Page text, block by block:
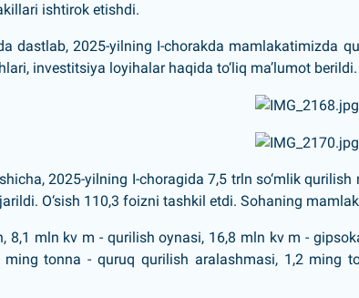
ishtirok etishdi.
dastlab, 2025-yilning I-chorakda mamlakatimizda
investitsiya loyihalar haqida to‘liq ma’lumot berildi.
2025-yilning I-choragida 7,5 trln so‘mlik
O‘sish 110,3 foizni tashkil etdi. Sohaning
8,1 mln kv m - qurilish oynasi, 16,8 mln kv m -
ming tonna - quruq qurilish aralashmasi, 1,2 ming